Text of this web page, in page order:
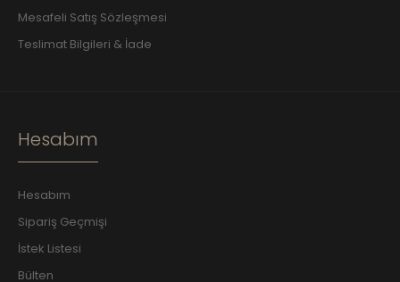
Mesafeli Satış Sözleşmesi
Teslimat Bilgileri & İade
Hesabım
Hesabım
Sipariş Geçmişi
İstek Listesi
Bülten